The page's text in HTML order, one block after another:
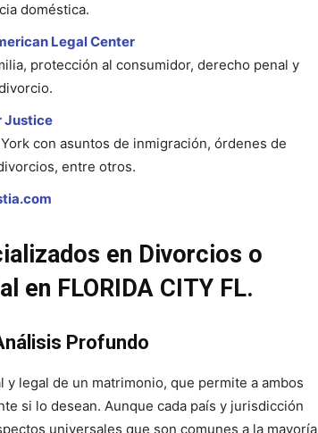
doméstica.
Legal Center
protección al consumidor, derecho penal y
Justice
con asuntos de inmigración, órdenes de
entre otros.
en Divorcios o
en FLORIDA CITY FL.
Profundo
legal de un matrimonio, que permite a ambos
si lo desean. Aunque cada país y jurisdicción
universales que son comunes a la mayoría